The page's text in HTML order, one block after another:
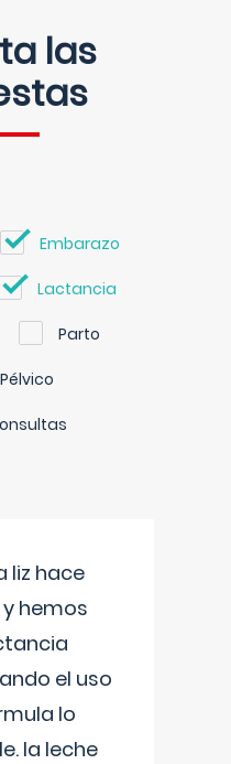
las
Embarazo
Lactancia
Parto
liz hace
hemos
el uso
lo
la leche